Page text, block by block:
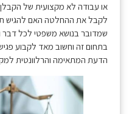
או עבודה לא מקצועית של הקבלן.
לקבל את ההחלטה האם להגיש תביעת
שמדובר בנושא משפטי לכל דבר
בתחום זה וחשוב מאד לקבוע פגישה
הדעת המתאימה והרלוונטית למקרה